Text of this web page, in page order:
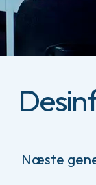
Næste